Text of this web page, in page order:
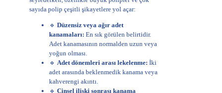
sayıda polip çeşitli şikayetlere yol açar:
🔹Düzensiz veya ağır adet
kanamaları: En sık görülen belirtidir.
Adet kanamasının normalden uzun veya
yoğun olması.
🔹Adet dönemleri arası lekelenme: İki
adet arasında beklenmedik kanama veya
kahverengi akıntı.
🔹Cinsel ilişki sonrası kanama